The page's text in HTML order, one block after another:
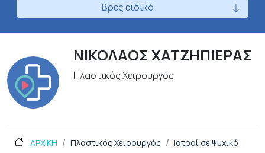
Βρες ειδικό
ΝΙΚΟΛΑΟΣ ΧΑΤΖΗΠΙΕΡΑΣ
Πλαστικός Χειρουργός
ΑΡΧΙΚΗ Πλαστικός Χειρουργός
Ιατροί σε Ψυχικό